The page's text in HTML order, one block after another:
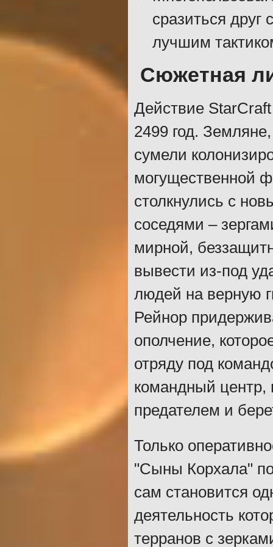
сразиться друг
лучшим
Сюжетная
Действие
2499 год.
сумели
могущественной
столкнулись с
соседями –
мирной,
вывести из-под
людей на верную
Рейнор
ополчение,
отряду под
командный центр,
предателем и
Только
"Сыны Корхала"
сам становится
деятельность
терранов с